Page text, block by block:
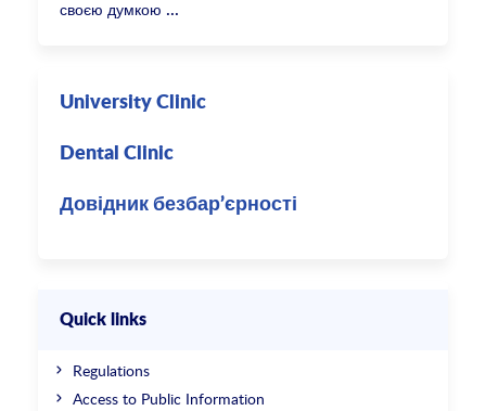
своєю думкою
University Clinic
Dental Clinic
Довідник безбар’єрності
Quick links
Regulations
Access to Public Information